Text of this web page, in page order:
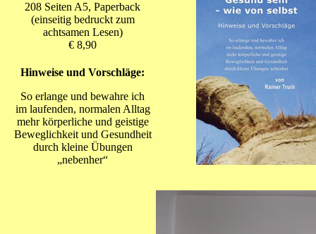
208 Seiten A5, Paperback
(einseitig bedruckt zum
achtsamen Lesen)
€ 8,90
Hinweise und Vorschläge:
So erlange und bewahre ich
im laufenden, normalen Alltag
mehr körperliche und geistige
Beweglichkeit und Gesundheit
durch kleine Übungen
„nebenher“